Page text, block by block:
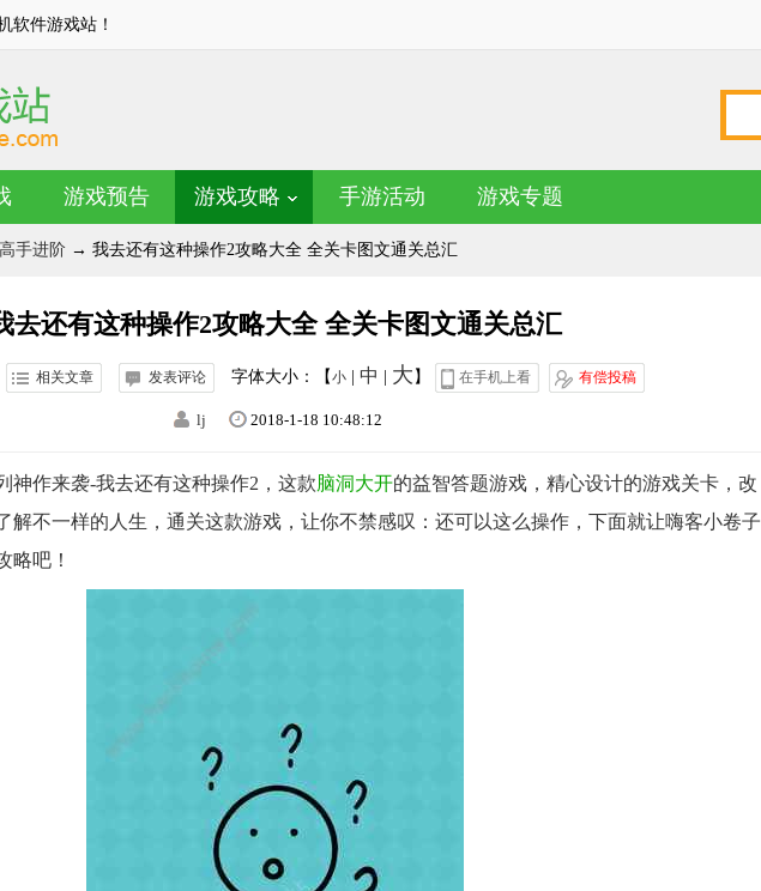
软件游戏站！
游戏预告 游戏攻略 手游活动 游戏专题
高手进阶 → 我去还有这种操作2攻略大全 全关卡图文通关总汇
去还有这种操作2攻略大全 全关卡图文通关总汇
相关文章 发表评论 字体大小：【小| 中 大 】 在手机上看 有偿投稿
lj 2018-1-18 10:48:12
神作来袭-我去还有这种操作2，这款脑洞大开的益智答题游戏，精心设计的游戏关卡，改
解不一样的人生，通关这款游戏，让你不禁感叹：还可以这么操作，下面就让嗨客小卷子
略吧！